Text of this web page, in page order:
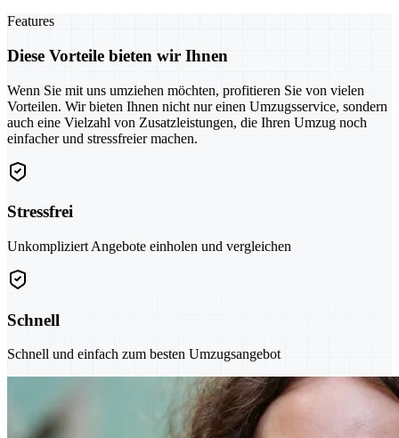
Features
Diese Vorteile bieten wir Ihnen
Wenn Sie mit uns umziehen möchten, profitieren Sie von vielen
Vorteilen. Wir bieten Ihnen nicht nur einen Umzugsservice, sondern
auch eine Vielzahl von Zusatzleistungen, die Ihren Umzug noch
einfacher und stressfreier machen.
Stressfrei
Unkompliziert Angebote einholen und vergleichen
Schnell
Schnell und einfach zum besten Umzugsangebot